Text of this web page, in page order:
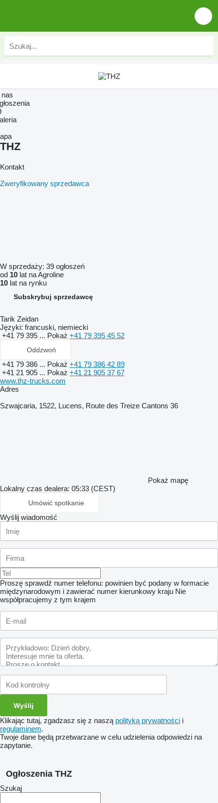
THZ
Kontakt
Zweryfikowany sprzedawca
W sprzedaży: 39 ogłoszeń
od 10 lat na Agroline
10 lat na rynku
Subskrybuj sprzedawcę
Tarik Zeidan
Języki: francuski, niemiecki
+41 79 395 ... Pokaż +41 79 395 45 52
Oddzwoń
+41 79 386 ... Pokaż +41 79 386 42 89
+41 21 905 ... Pokaż +41 21 905 37 67
www.thz-trucks.com
Adres
Szwajcaria, 1522, Lucens, Route des Treize Cantons 36
Pokaż mapę
Lokalny czas dealera: 05:33 (CEST)
Umówić spotkanie
Wyślij wiadomość
Proszę sprawdź numer telefonu: powinien być podany w formacie
międzynarodowym i zawierać numer kierunkowy kraju Nie
współpracujemy z tym krajem
Klikając tutaj, zgadzasz się z naszą polityką prywatności i
regulaminem.
Twoje dane będą przetwarzane w celu udzielenia odpowiedzi na
zapytanie.
Ogłoszenia THZ
Szukaj